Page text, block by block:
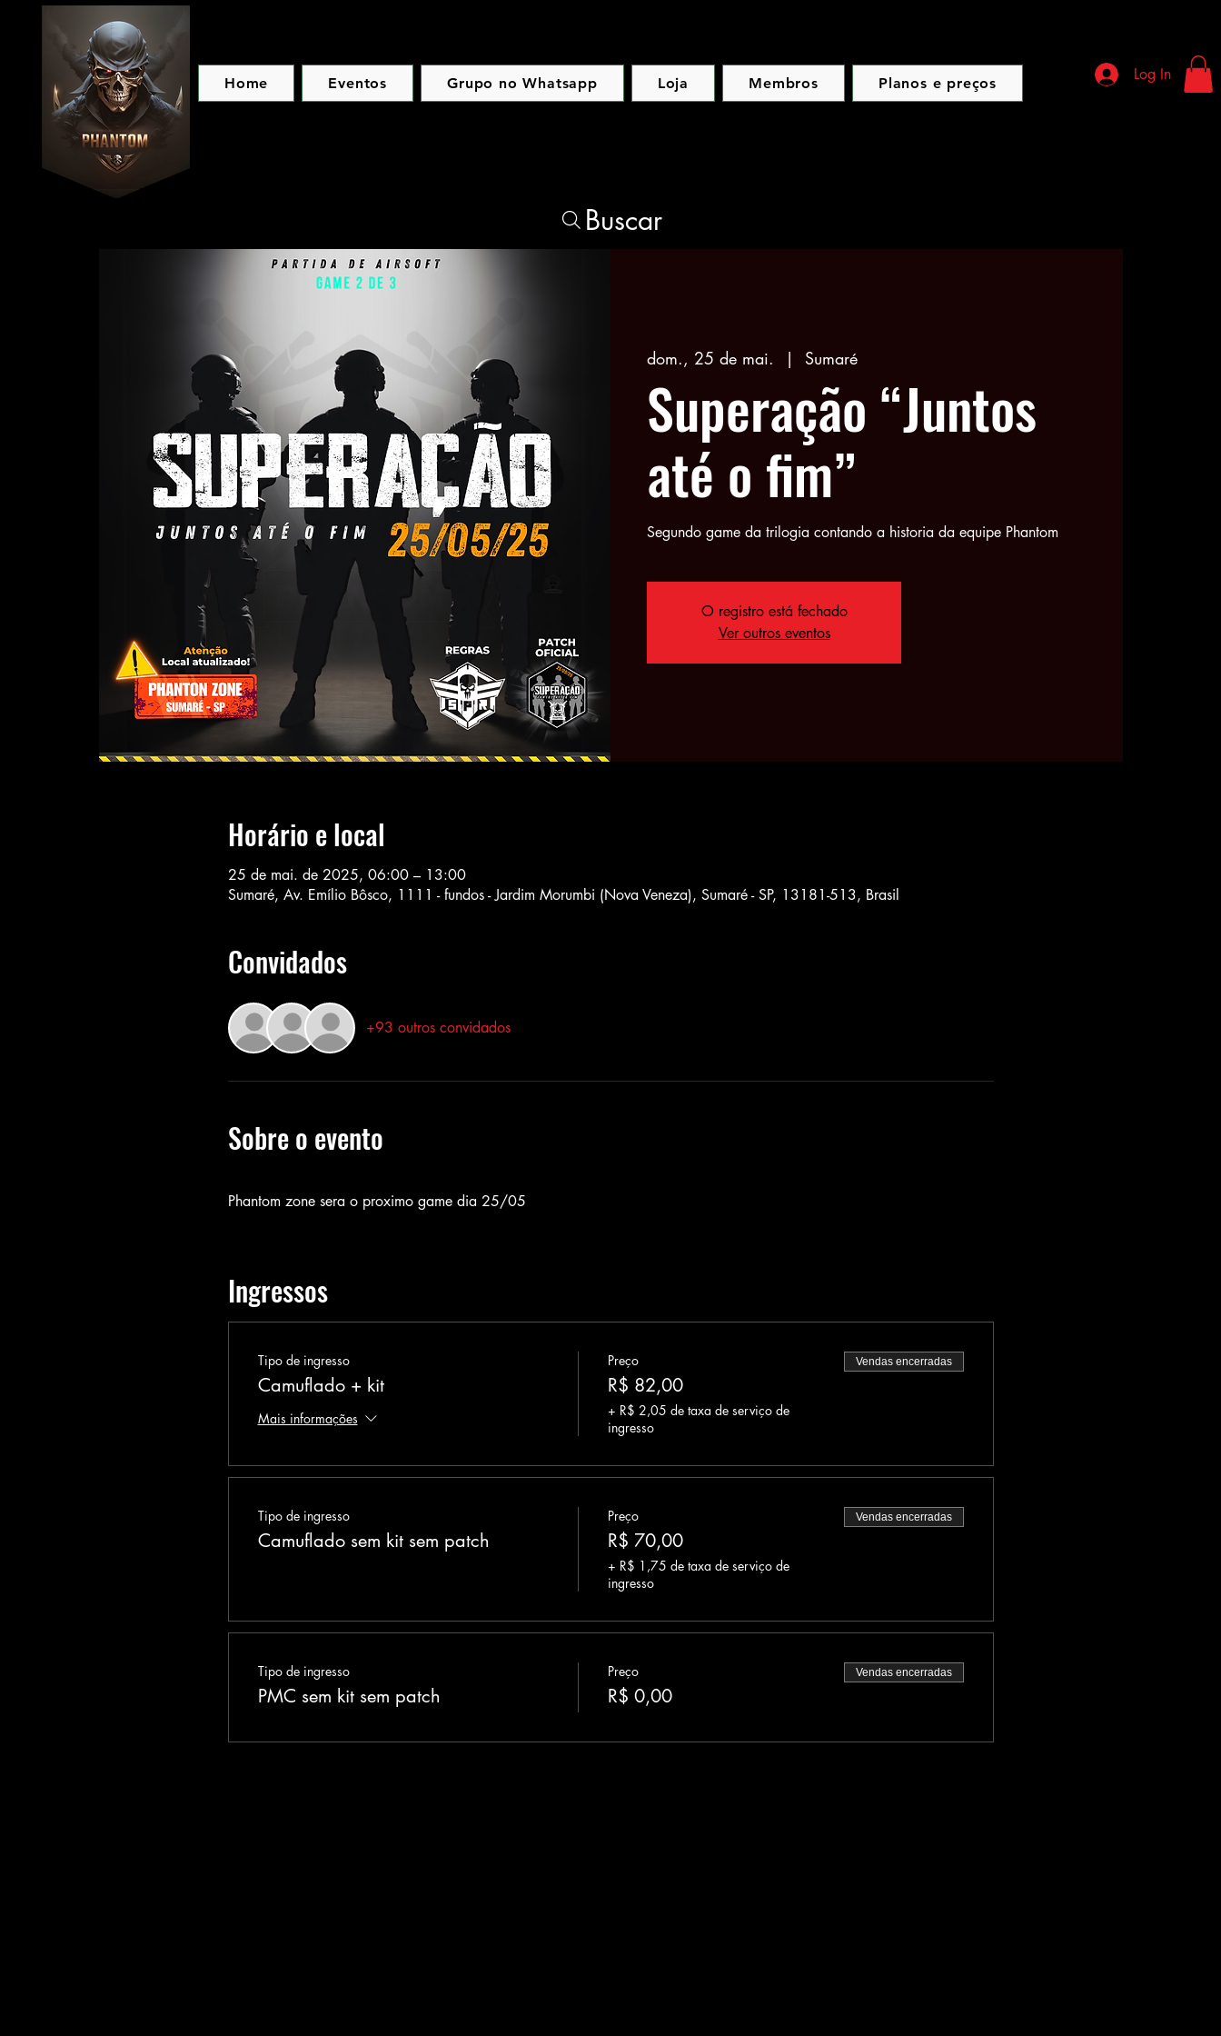
Home Eventos Grupo no Whatsapp Loja Membros Planos e preços Log In
Buscar
dom., 25 de mai.
  |
Sumaré
Superação “Juntos
até o fim”
Segundo game da trilogia contando a historia da equipe Phantom
O registro está fechado
Ver outros eventos
Horário e local
25 de mai. de 2025, 06:00 – 13:00
Sumaré, Av. Emílio Bôsco, 1111 - fundos - Jardim Morumbi (Nova Veneza), Sumaré - SP, 13181-513, Brasil
Convidados
+93 outros convidados
Sobre o evento
Phantom zone sera o proximo game dia 25/05
Ingressos
Tipo de ingresso
Camuflado + kit
Mais informações
Preço
R$ 82,00
+ R$ 2,05 de taxa de serviço de
ingresso
Vendas encerradas
Tipo de ingresso
Camuflado sem kit sem patch
Preço
R$ 70,00
+ R$ 1,75 de taxa de serviço de
ingresso
Vendas encerradas
Tipo de ingresso
PMC sem kit sem patch
Preço
R$ 0,00
Vendas encerradas